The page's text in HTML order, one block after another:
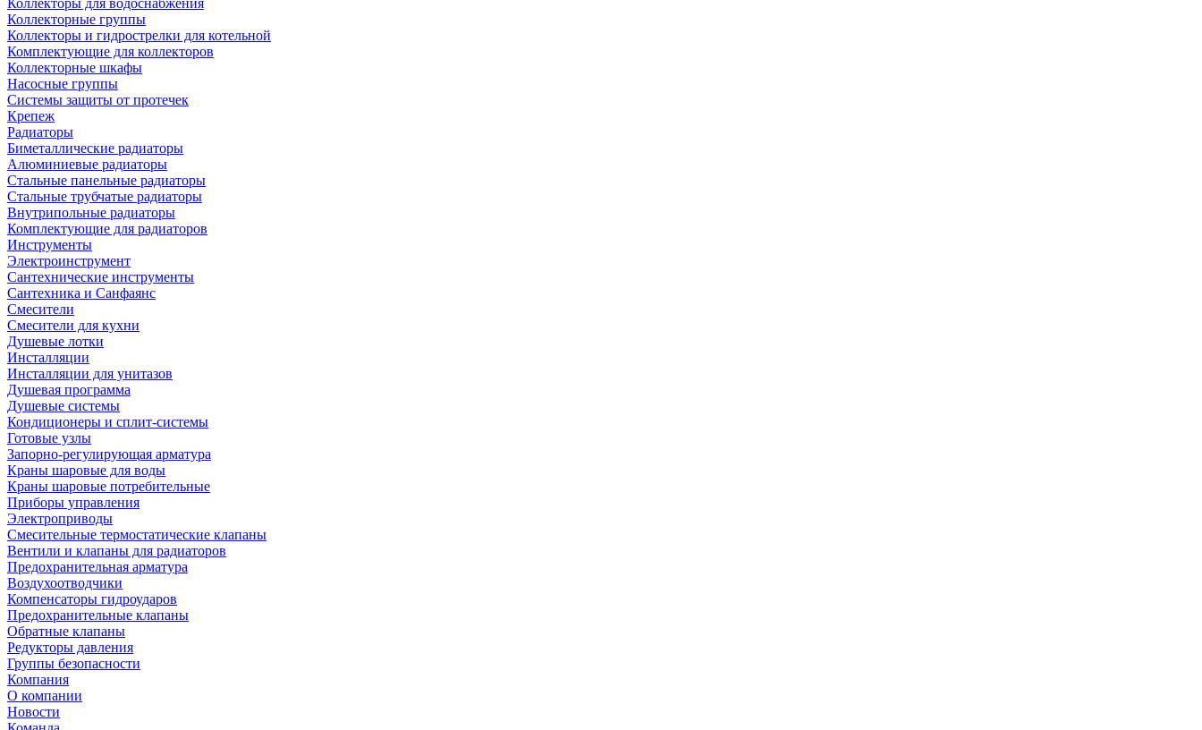
Коллекторы для водоснабжения
Коллекторные группы
Коллекторы и гидрострелки для котельной
Комплектующие для коллекторов
Коллекторные шкафы
Насосные группы
Системы защиты от протечек
Крепеж
Радиаторы
Биметаллические радиаторы
Алюминиевые радиаторы
Стальные панельные радиаторы
Стальные трубчатые радиаторы
Внутрипольные радиаторы
Комплектующие для радиаторов
Инструменты
Электроинструмент
Сантехнические инструменты
Сантехника и Санфаянс
Смесители
Смесители для кухни
Душевые лотки
Инсталляции
Инсталляции для унитазов
Душевая программа
Душевые системы
Кондиционеры и сплит-системы
Готовые узлы
Запорно-регулирующая арматура
Краны шаровые для воды
Краны шаровые потребительные
Приборы управления
Электроприводы
Смесительные термостатические клапаны
Вентили и клапаны для радиаторов
Предохранительная арматура
Воздухоотводчики
Компенсаторы гидроударов
Предохранительные клапаны
Обратные клапаны
Редукторы давления
Группы безопасности
Компания
О компании
Новости